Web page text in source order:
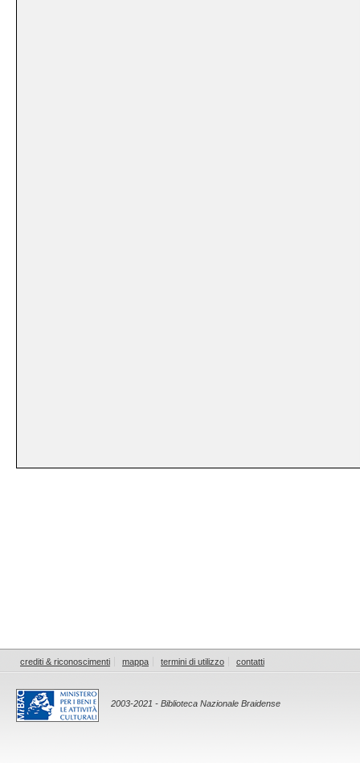
crediti & riconoscimenti mappa termini di utilizzo contatti
2003-2021 - Biblioteca Nazionale Braidense